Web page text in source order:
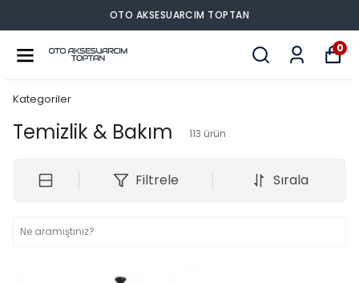
OTO AKSESUARCIM TOPTAN
0
Kategoriler
Temizlik & Bakım 113 ürün
Filtrele Sırala